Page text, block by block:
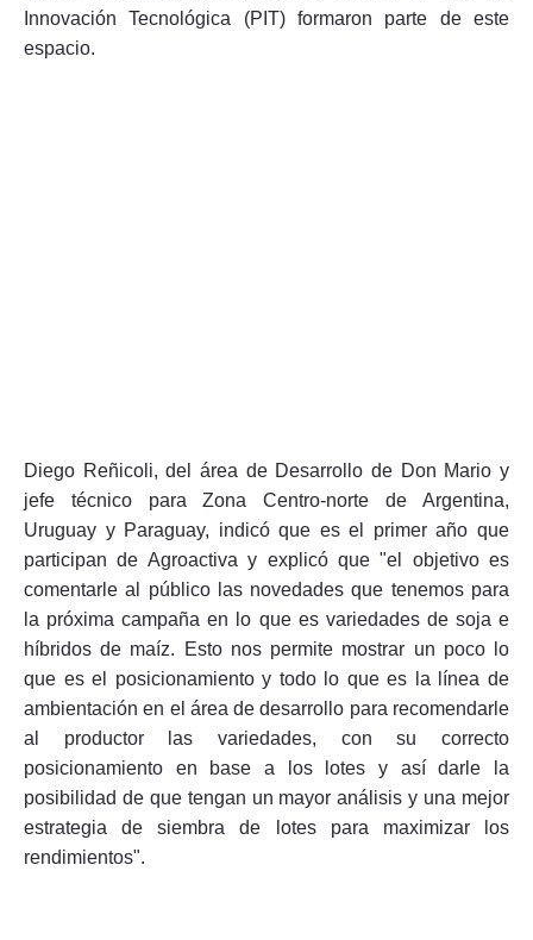
Innovación Tecnológica (PIT) formaron parte de este
espacio.
Diego Reñicoli, del área de Desarrollo de Don Mario y
jefe técnico para Zona Centro-norte de Argentina,
Uruguay y Paraguay, indicó que es el primer año que
participan de Agroactiva y explicó que "el objetivo es
comentarle al público las novedades que tenemos para
la próxima campaña en lo que es variedades de soja e
híbridos de maíz. Esto nos permite mostrar un poco lo
que es el posicionamiento y todo lo que es la línea de
ambientación en el área de desarrollo para recomendarle
al productor las variedades, con su correcto
posicionamiento en base a los lotes y así darle la
posibilidad de que tengan un mayor análisis y una mejor
estrategia de siembra de lotes para maximizar los
rendimientos".